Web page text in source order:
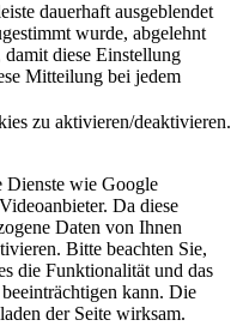
dauerhaft ausgeblendet
wurde, abgelehnt
diese Einstellung
Mitteilung bei jedem
zu aktivieren/deaktivieren.
Dienste wie Google
Da diese
Daten von Ihnen
Bitte beachten Sie,
die Funktionalität und das
kann. Die
der Seite wirksam.